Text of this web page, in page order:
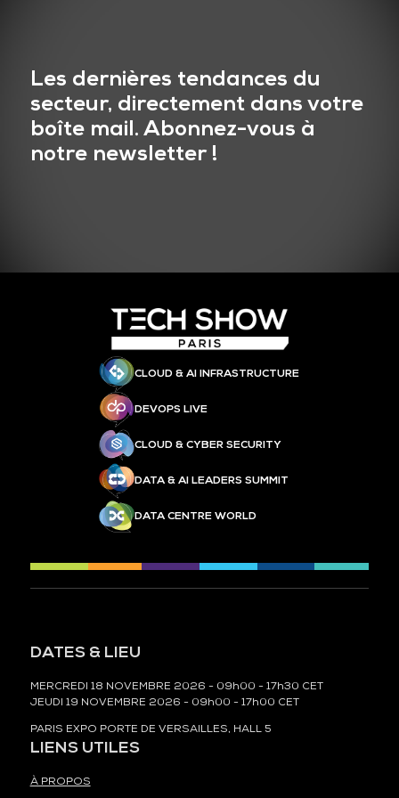
Les dernières tendances du
secteur, directement dans votre
boîte mail. Abonnez-vous à
notre newsletter !
CLOUD & AI INFRASTRUCTURE
DEVOPS LIVE
CLOUD & CYBER SECURITY
DATA & AI LEADERS SUMMIT
DATA CENTRE WORLD
DATES & LIEU
MERCREDI 18 NOVEMBRE 2026 - 09h00 - 17h30 CET
JEUDI 19 NOVEMBRE 2026 - 09h00 - 17h00 CET
PARIS EXPO PORTE DE VERSAILLES, HALL 5
LIENS UTILES
À PROPOS